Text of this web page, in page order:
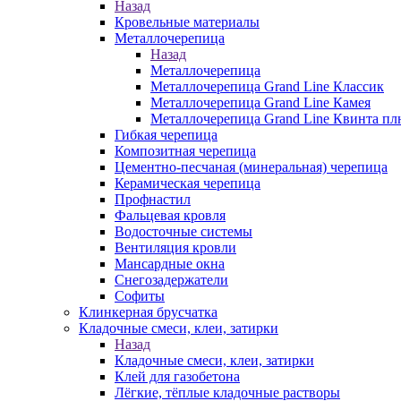
Назад
Кровельные материалы
Металлочерепица
Назад
Металлочерепица
Металлочерепица Grand Line Классик
Металлочерепица Grand Line Камея
Металлочерепица Grand Line Квинта
Гибкая черепица
Композитная черепица
Цементно-песчаная (минеральная) черепица
Керамическая черепица
Профнастил
Фальцевая кровля
Водосточные системы
Вентиляция кровли
Мансардные окна
Снегозадержатели
Софиты
Клинкерная брусчатка
Кладочные смеси, клеи, затирки
Назад
Кладочные смеси, клеи, затирки
Клей для газобетона
Лёгкие, тёплые кладочные растворы